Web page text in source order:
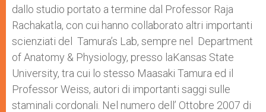
dallo studio portato a termine dal Professor Raja
Rachakatla, con cui hanno collaborato altri importanti
scienziati del Tamura’s Lab, sempre nel Department
of Anatomy & Physiology, presso laKansas State
University, tra cui lo stesso Maasaki Tamura ed il
Professor Weiss, autori di importanti saggi sulle
staminali cordonali. Nel numero dell’ Ottobre 2007 di